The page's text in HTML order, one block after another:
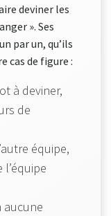
deviner les
». Ses
par un, qu’ils
cas de figure :
à deviner,
de
équipe,
aucune